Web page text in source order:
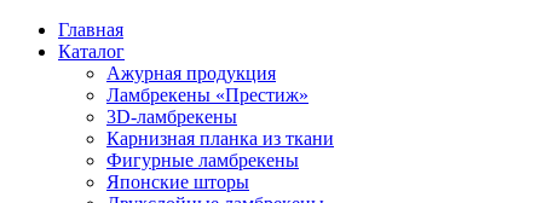
Главная
Каталог
Ажурная продукция
Ламбрекены «Престиж»
3D-ламбрекены
Карнизная планка из ткани
Фигурные ламбрекены
Японские шторы